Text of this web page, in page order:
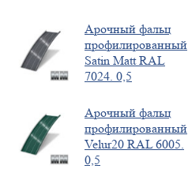
Арочный фальц
профилированный
Satin Мatt RAL
7024. 0,5
Арочный фальц
профилированный
Velur20 RAL 6005.
0,5